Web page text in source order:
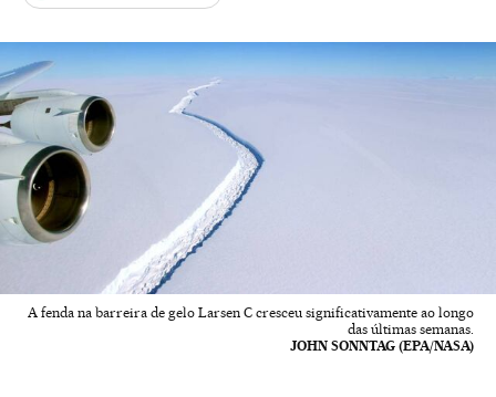
A fenda na barreira de gelo Larsen C cresceu significativamente ao longo
das últimas semanas.
JOHN SONNTAG (EPA/NASA)